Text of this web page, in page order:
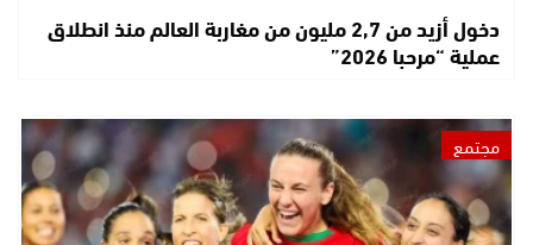
دخول أزيد من 2,7 مليون من مغاربة العالم منذ انطلاق
عملية “مرحبا 2026”
مجتمع